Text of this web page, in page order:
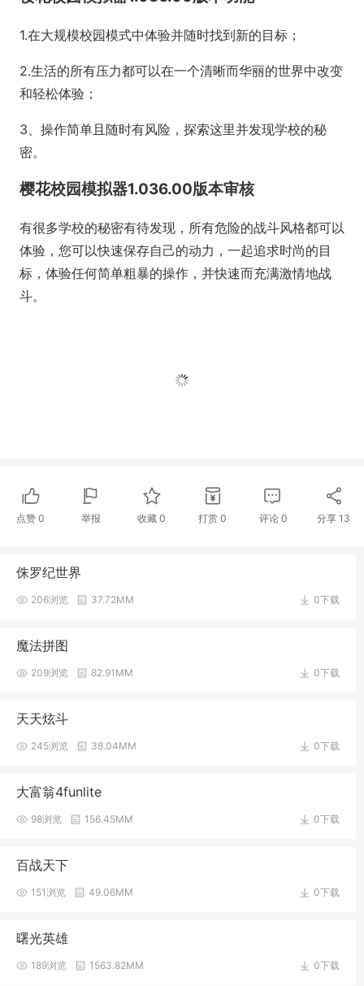
1.在大规模校园模式中体验并随时找到新的目标；
2.生活的所有压力都可以在一个清晰而华丽的世界中改变
和轻松体验；
3、操作简单且随时有风险，探索这里并发现学校的秘
密。
樱花校园模拟器1.036.00版本审核
有很多学校的秘密有待发现，所有危险的战斗风格都可以
体验，您可以快速保存自己的动力，一起追求时尚的目
标，体验任何简单粗暴的操作，并快速而充满激情地战
斗。
点赞 0 举报 收藏0 打赏 0 评论 0 分享13
侏罗纪世界
0下载
206浏览 37.72MM
魔法拼图
0下载
209浏览 82.91MM
天天炫斗
0下载
245浏览 38.04MM
大富翁4funlite
0下载
98浏览 156.45MM
百战天下
0下载
151浏览 49.06MM
曙光英雄
0下载
189浏览 1563.82MM